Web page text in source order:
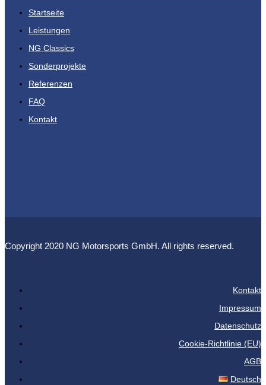
Startseite
Leistungen
NG Classics
Sonderprojekte
Referenzen
FAQ
Kontakt
Copyright 2020 NG Motorsports GmbH. All rights reserved.
Kontakt
Impressum
Datenschutz
Cookie-Richtlinie (EU)
AGB
Deutsch